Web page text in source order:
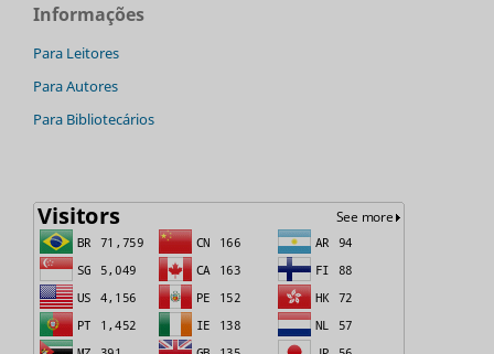
Informações
Para Leitores
Para Autores
Para Bibliotecários